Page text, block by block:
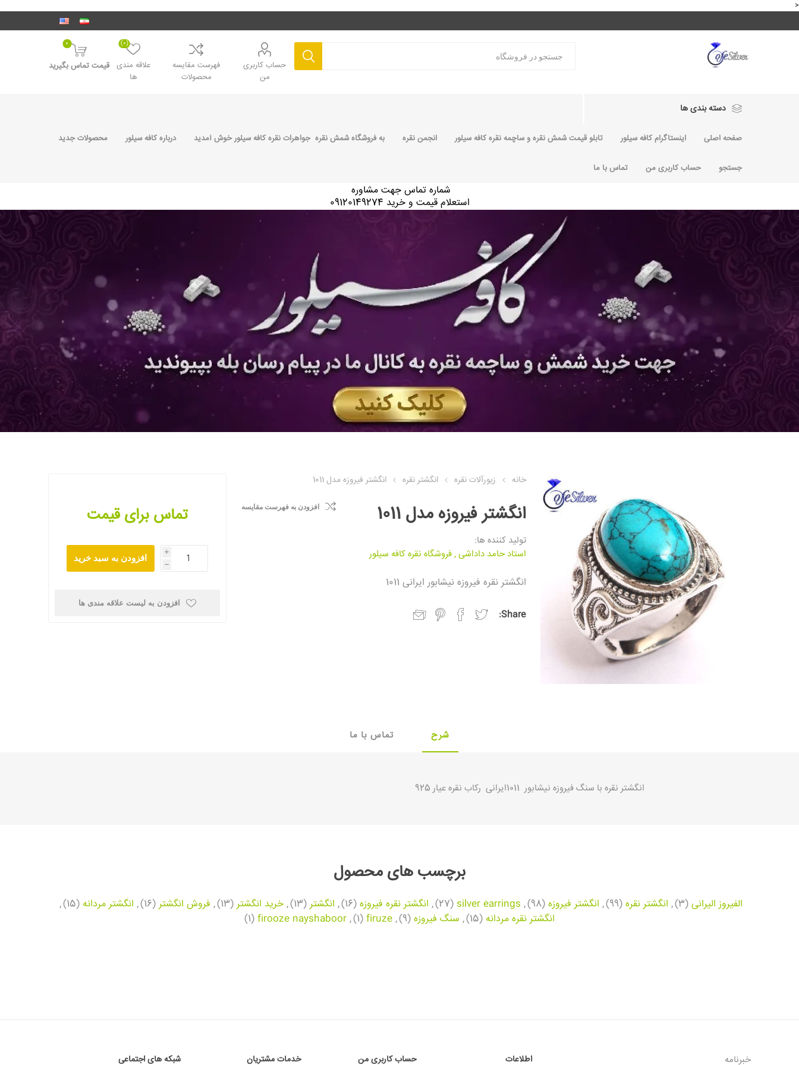
<
حساب کاربری
من
فهرست مقایسه
محصولات
علاقه مندی
ها
(0)
0
قیمت تماس بگیرید
دسته بندی ها
صفحه اصلی اینستاگرام کافه سیلور تابلو قیمت شمش نقره و ساچمه نقره کافه سیلور انجمن نقره به فروشگاه شمش نقره جواهرات نقره کافه سیلور خوش آمدید درباره کافه سیلور محصولات جدید
جستجو حساب کاربری من تماس با ما
شماره تماس جهت مشاوره
استعلام قیمت و خرید 09120149274
خانه زیورآلات نقره انگشتر نقره انگشتر فیروزه مدل 1011
انگشتر فیروزه مدل 1011
تولید کننده ها:
استاد حامد داداشی,فروشگاه نقره کافه سیلور
افزودن به فهرست مقایسه
انگشتر نقره فیروزه نیشابور ایرانی 1011
Share:
تماس برای قیمت
i
h
افزودن به سبد خرید
افزودن به لیست علاقه مندی ها
شرح تماس با ما
انگشتر نقره با سنگ فیروزه نیشابور 1011ایرانی رکاب نقره عیار 925
برچسب های محصول
الفیروز الیرانی (3)
, انگشتر نقره (99)
, انگشتر فیروزه (98)
,
silver earrings
(27)
, انگشتر نقره فیروزه (16)
, انگشتر (13)
, خرید انگشتر (13)
, فروش انگشتر (16)
, انگشتر مردانه (15)
,
انگشتر نقره مردانه (15)
, سنگ فیروزه (9)
,
firuze
(1)
,
firooze nayshaboor
(1)
خبرنامه اطلاعات حساب کاربری من خدمات مشتریان شبکه های اجتماعی